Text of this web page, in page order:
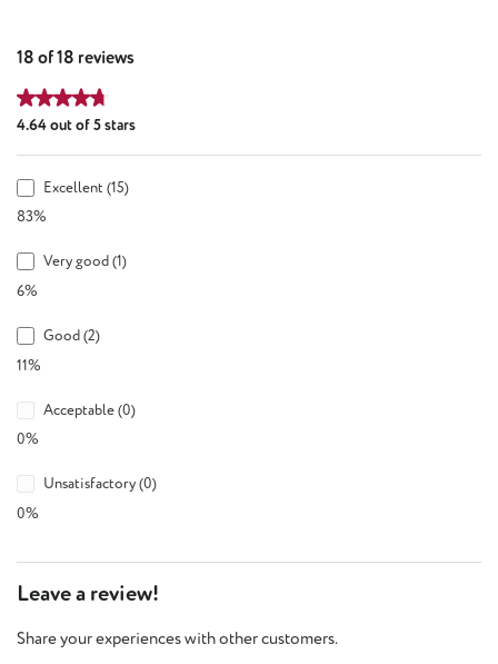
18 of 18 reviews
Average rating of 4.64 out of 5 stars
4.64 out of 5 stars
Excellent (15)
83%
Very good (1)
6%
Good (2)
11%
Acceptable (0)
0%
Unsatisfactory (0)
0%
Leave a review!
Share your experiences with other customers.